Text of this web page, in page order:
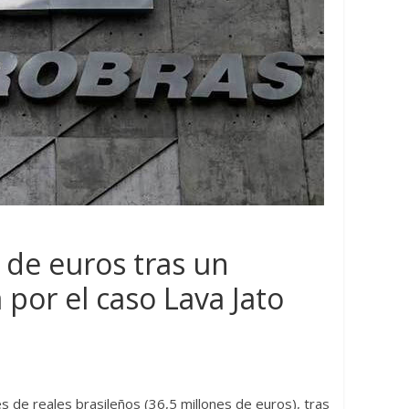
euros tras un
el caso Lava Jato
de reales brasileños (36,5 millones de euros), tras
llega al
proveedores confiables de